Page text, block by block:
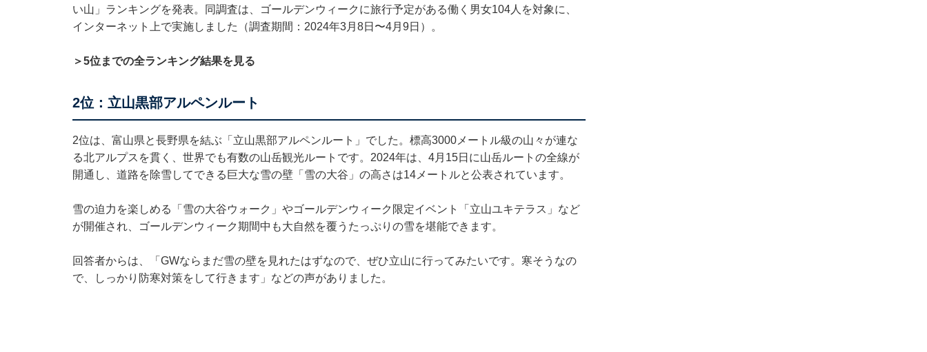
い山」ランキングを発表。同調査は、ゴールデンウィークに旅行予定がある働く男女104人を対象に、
インターネット上で実施しました（調査期間：2024年3月8日〜4月9日）。
＞5位までの全ランキング結果を見る
2位：立山黒部アルペンルート
2位は、富山県と長野県を結ぶ「立山黒部アルペンルート」でした。標高3000メートル級の山々が連な
る北アルプスを貫く、世界でも有数の山岳観光ルートです。2024年は、4月15日に山岳ルートの全線が
開通し、道路を除雪してできる巨大な雪の壁「雪の大谷」の高さは14メートルと公表されています。
雪の迫力を楽しめる「雪の大谷ウォーク」やゴールデンウィーク限定イベント「立山ユキテラス」など
が開催され、ゴールデンウィーク期間中も大自然を覆うたっぷりの雪を堪能できます。
回答者からは、「GWならまだ雪の壁を見れたはずなので、ぜひ立山に行ってみたいです。寒そうなの
で、しっかり防寒対策をして行きます」などの声がありました。